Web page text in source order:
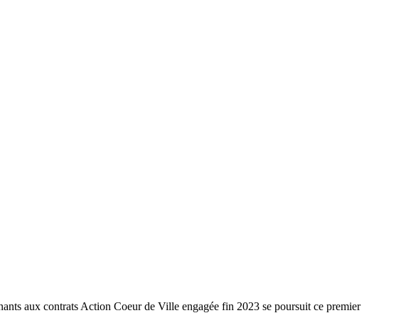
aux contrats Action Coeur de Ville engagée fin 2023 se poursuit ce premier